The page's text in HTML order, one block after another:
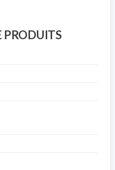
PRODUITS